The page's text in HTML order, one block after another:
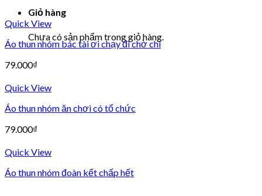
Giỏ hàng
Chưa có sản phẩm trong giỏ hàng.
Quick View
Áo thun nhóm bác tài ơi chạy đi chờ chi
79.000₫
Quick View
Áo thun nhóm ăn chơi có tổ chức
79.000₫
Quick View
Áo thun nhóm đoàn kết chấp hết